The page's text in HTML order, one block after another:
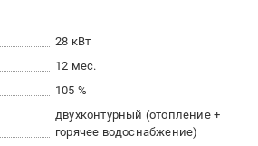
28 кВт
12 мес.
105 %
двухконтурный (отопление +
горячее водоснабжение)